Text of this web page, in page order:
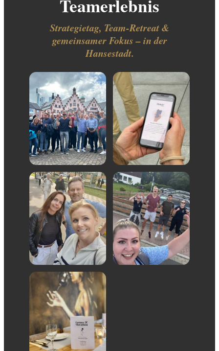
Teamerlebnis
Strategietag, Team-Retreat &
gemeinsamer Fokus – in der
Hansestadt.